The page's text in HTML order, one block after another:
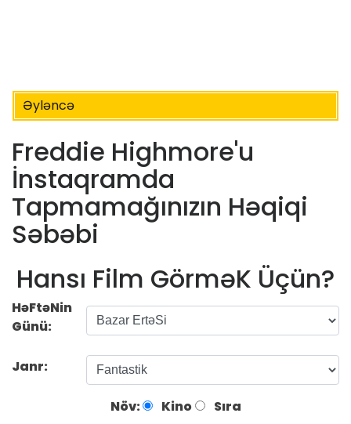
Əyləncə
Freddie Highmore'u
İnstaqramda
Tapmamağınızın Həqiqi
Səbəbi
Hansı Film GörməK Üçün?
HəFtəNin
Günü:
Janr:
Növ: Kino Sıra